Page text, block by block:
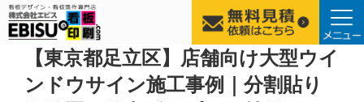
【東京都足立区】店舗向け大型ウイ
ンドウサイン施工事例｜分割貼り